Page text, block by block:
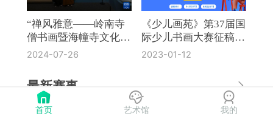
“禅风雅意——岭南寺
僧书画暨海幢寺文化
展”在国博开幕
2024-07-26
《少儿画苑》第37届国
际少儿书画大赛征稿通
知
2023-01-12
最新赛事
《奔流·小作家》第8届全国中
首页 艺术馆 我的